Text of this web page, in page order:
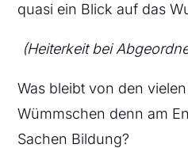
quasi ein Blick auf das
(Heiterkeit bei
Was bleibt von den
Wümmschen denn am
Sachen Bildung?